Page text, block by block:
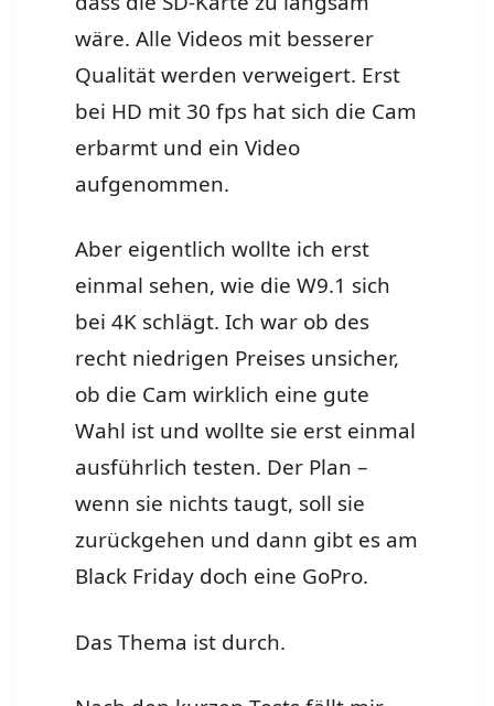
wäre. Alle Videos mit besserer
Qualität werden verweigert. Erst
bei HD mit 30 fps hat sich die Cam
erbarmt und ein Video
aufgenommen.
Aber eigentlich wollte ich erst
einmal sehen, wie die W9.1 sich
bei 4K schlägt. Ich war ob des
recht niedrigen Preises unsicher,
ob die Cam wirklich eine gute
Wahl ist und wollte sie erst einmal
ausführlich testen. Der Plan –
wenn sie nichts taugt, soll sie
zurückgehen und dann gibt es am
Black Friday doch eine GoPro.
Das Thema ist durch.